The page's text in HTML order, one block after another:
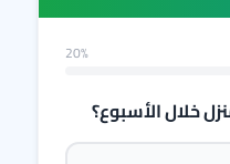
20%
خلال الأسبوع؟